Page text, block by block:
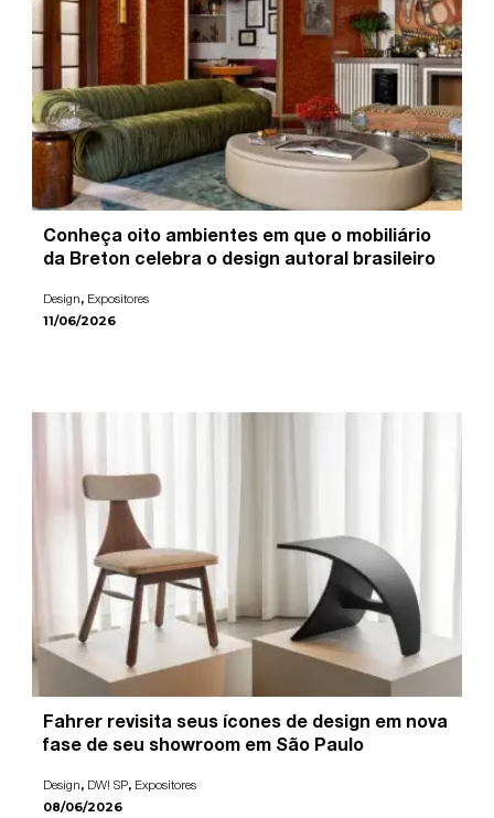
Conheça oito ambientes em que o mobiliário
da Breton celebra o design autoral brasileiro
Design, Expositores
11/06/2026
Fahrer revisita seus ícones de design em nova
fase de seu showroom em São Paulo
Design, DW! SP, Expositores
08/06/2026